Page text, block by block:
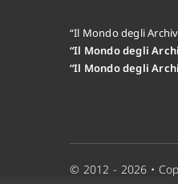
“Il Mondo degli
“Il Mondo degli
“Il Mondo degli
© 2012 - 2026 •